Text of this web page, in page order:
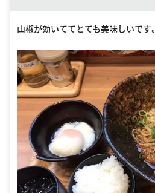
山椒が効いててとても美味しいです。